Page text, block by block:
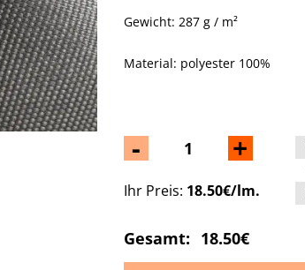
Gewicht: 287 g / m²
Material: polyester 100%
- +
Ihr Preis: 18.50€/lm.
Gesamt: 18.50€